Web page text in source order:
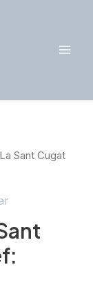
Sant Cugat